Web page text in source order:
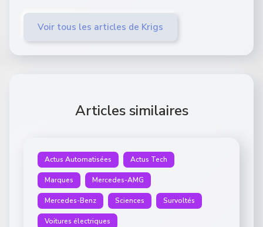
Voir tous les articles de Krigs
Articles similaires
Actus Automatisées Actus Tech
Marques Mercedes-AMG
Mercedes-Benz Sciences Survoltés
Voitures électriques